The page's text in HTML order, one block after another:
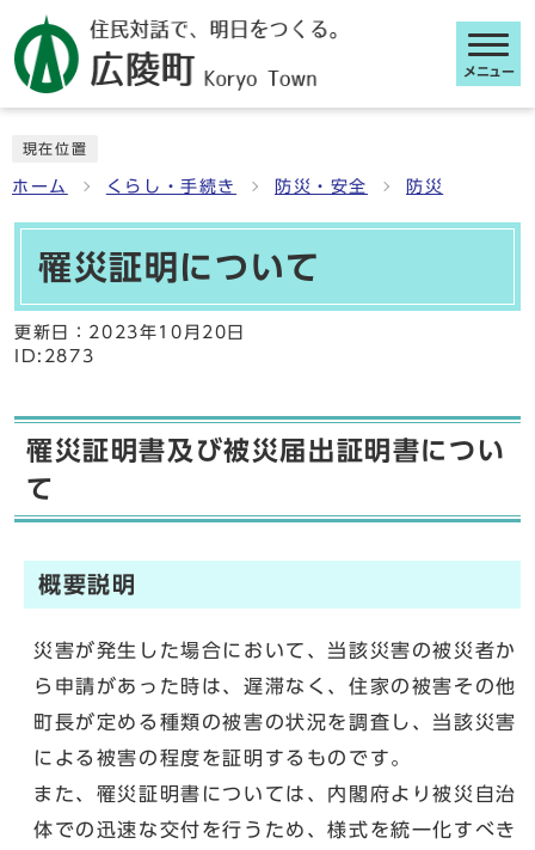
メニュー
現在位置
ホーム くらし・手続き 防災・安全 防災
罹災証明について
更新日： 2023年10月20日
ID:2873
罹災証明書及び被災届出証明書につい
て
概要説明
災害が発生した場合において、当該災害の被災者か
ら申請があった時は、遅滞なく、住家の被害その他
町長が定める種類の被害の状況を調査し、当該災害
による被害の程度を証明するものです。
また、罹災証明書については、内閣府より被災自治
体での迅速な交付を行うため、様式を統一化すべき